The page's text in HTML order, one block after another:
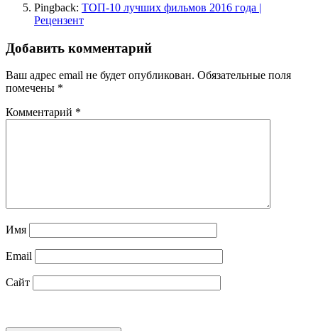
Pingback: ТОП-10 лучших фильмов 2016 года |
Рецензент
Добавить комментарий
Ваш адрес email не будет опубликован. Обязательные поля
помечены *
Комментарий *
Имя
Email
Сайт